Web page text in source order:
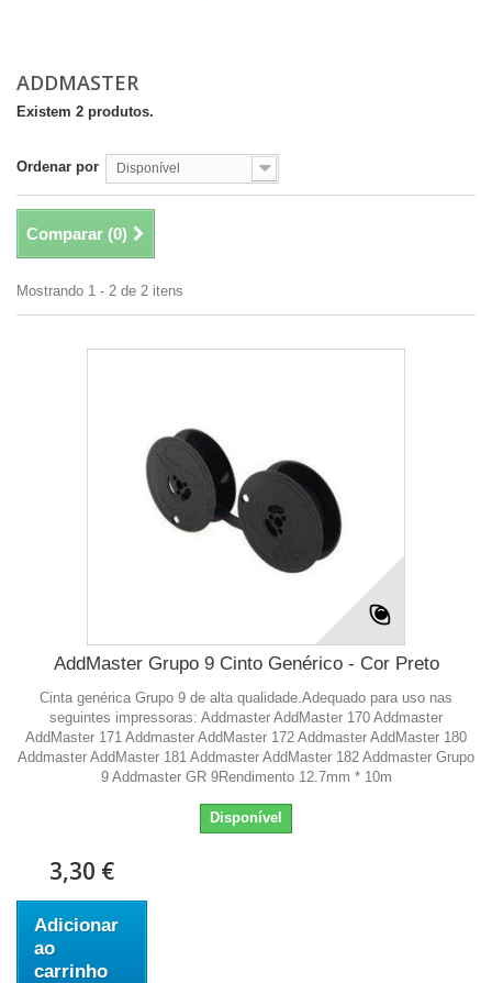
ADDMASTER
Existem 2 produtos.
Ordenar por Disponível
Comparar (0)
Mostrando 1 - 2 de 2 itens
AddMaster Grupo 9 Cinto Genérico - Cor Preto
Cinta genérica Grupo 9 de alta qualidade.Adequado para uso nas
seguintes impressoras: Addmaster AddMaster 170 Addmaster
AddMaster 171 Addmaster AddMaster 172 Addmaster AddMaster 180
Addmaster AddMaster 181 Addmaster AddMaster 182 Addmaster Grupo
9 Addmaster GR 9Rendimento 12.7mm * 10m
Disponível
3,30 €
Adicionar
ao
carrinho